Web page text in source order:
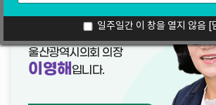
일주일간 이 창을 열지 않음 [
열린의장실
울산광역시의회 의장
이영해 입니다.